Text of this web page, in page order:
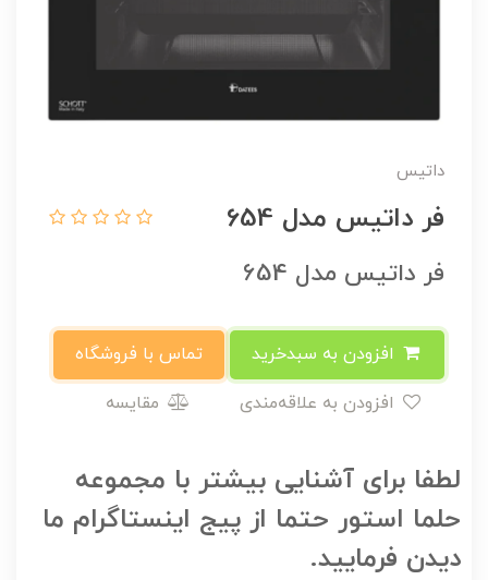
داتیس
فر داتیس مدل 654
فر داتیس مدل 654
تماس با فروشگاه
مقایسه
لطفا برای آشنایی بیشتر با مجموعه
حلما استور حتما از پیج اینستاگرام ما
دیدن فرمایید.